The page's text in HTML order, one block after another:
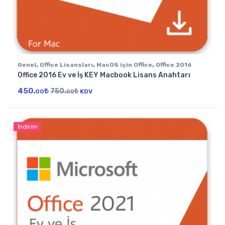
Genel, Office Lisansları, MacOS için Office, Office 2016
Office 2016 Ev ve İş KEY Macbook Lisans Anahtarı
450.00₺750.00₺ KDV
İndirim